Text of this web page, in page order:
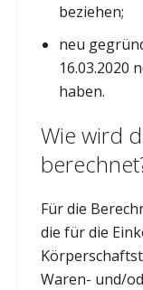
beziehen;
neu
16.03.2020
haben.
Wie wird
Für die
die für die
Waren- und/